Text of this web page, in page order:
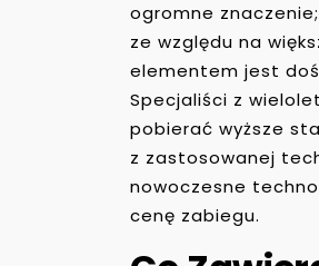
ogromne
ze względu na
elementem jest
Specjaliści z
pobierać wyższe
z zastosowanej
nowoczesne
cenę zabiegu.